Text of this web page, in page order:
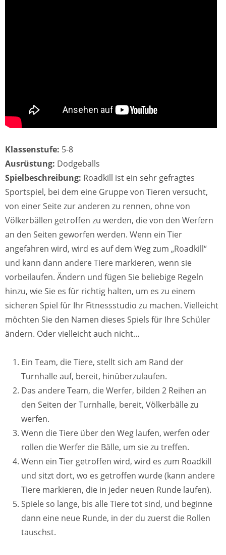
Klassenstufe: 5-8
Ausrüstung: Dodgeballs
Spielbeschreibung: Roadkill ist ein sehr gefragtes
Sportspiel, bei dem eine Gruppe von Tieren versucht,
von einer Seite zur anderen zu rennen, ohne von
Völkerbällen getroffen zu werden, die von den Werfern
an den Seiten geworfen werden. Wenn ein Tier
angefahren wird, wird es auf dem Weg zum „Roadkill“
und kann dann andere Tiere markieren, wenn sie
vorbeilaufen. Ändern und fügen Sie beliebige Regeln
hinzu, wie Sie es für richtig halten, um es zu einem
sicheren Spiel für Ihr Fitnessstudio zu machen. Vielleicht
möchten Sie den Namen dieses Spiels für Ihre Schüler
ändern. Oder vielleicht auch nicht…
Ein Team, die Tiere, stellt sich am Rand der
Turnhalle auf, bereit, hinüberzulaufen.
Das andere Team, die Werfer, bilden 2 Reihen an
den Seiten der Turnhalle, bereit, Völkerbälle zu
werfen.
Wenn die Tiere über den Weg laufen, werfen oder
rollen die Werfer die Bälle, um sie zu treffen.
Wenn ein Tier getroffen wird, wird es zum Roadkill
und sitzt dort, wo es getroffen wurde (kann andere
Tiere markieren, die in jeder neuen Runde laufen).
Spiele so lange, bis alle Tiere tot sind, und beginne
dann eine neue Runde, in der du zuerst die Rollen
tauschst.